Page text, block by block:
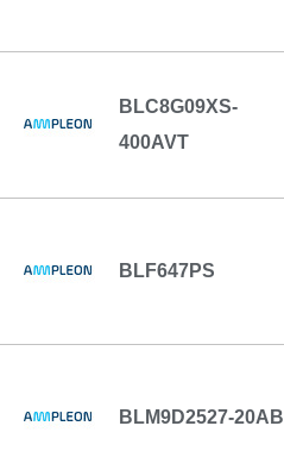
BLC8G09XS-
400AVT
BLF647PS
BLM9D2527-20AB